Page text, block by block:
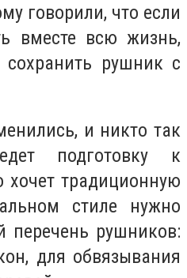
говорили, что если
вместе всю жизнь,
сохранить рушник с
и никто так
подготовку к
хочет традиционную
стиле нужно
перечень рушников:
для обвязывания